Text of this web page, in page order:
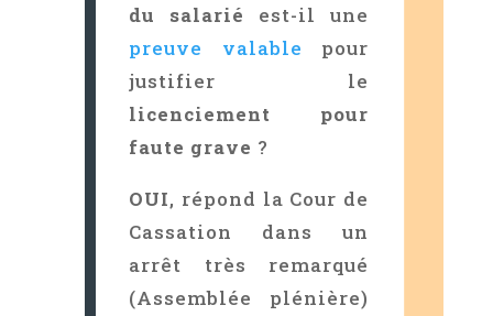
du salarié est-il une
preuve valable pour
justifier le
licenciement pour
faute grave ?
OUI, répond la Cour de
Cassation dans un
arrêt très remarqué
(Assemblée plénière)